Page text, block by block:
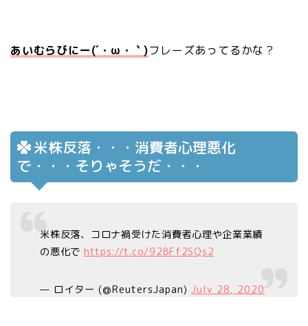
あいむらびにー(´・ω・｀)フレーズあってるかな？
米株反落・・・消費者心理悪化
で・・・そりゃそうだ・・・
米株反落、コロナ禍受けた消費者心理や企業業績
の悪化で https://t.co/92BFf2SQs2
— ロイター (@ReutersJapan)July 28, 2020